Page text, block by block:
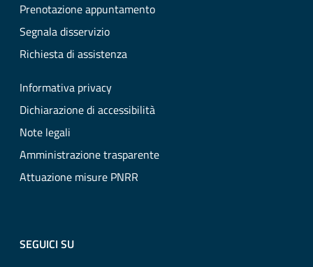
Prenotazione appuntamento
Segnala disservizio
Richiesta di assistenza
Informativa privacy
Dichiarazione di accessibilità
Note legali
Amministrazione trasparente
Attuazione misure PNRR
SEGUICI SU